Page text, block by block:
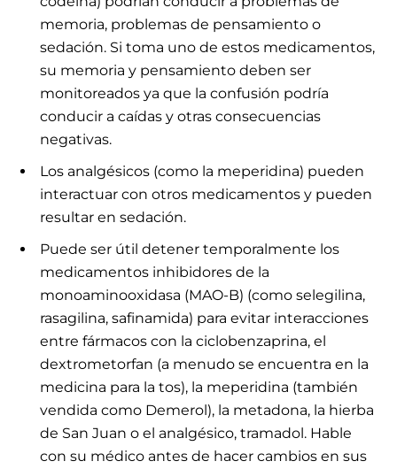
memoria, problemas de pensamiento o
sedación. Si toma uno de estos medicamentos,
su memoria y pensamiento deben ser
monitoreados ya que la confusión podría
conducir a caídas y otras consecuencias
negativas.
Los analgésicos (como la meperidina) pueden
interactuar con otros medicamentos y pueden
resultar en sedación.
Puede ser útil detener temporalmente los
medicamentos inhibidores de la
monoaminooxidasa (MAO-B) (como selegilina,
rasagilina, safinamida) para evitar interacciones
entre fármacos con la ciclobenzaprina, el
dextrometorfan (a menudo se encuentra en la
medicina para la tos), la meperidina (también
vendida como Demerol), la metadona, la hierba
de San Juan o el analgésico, tramadol. Hable
con su médico antes de hacer cambios en sus